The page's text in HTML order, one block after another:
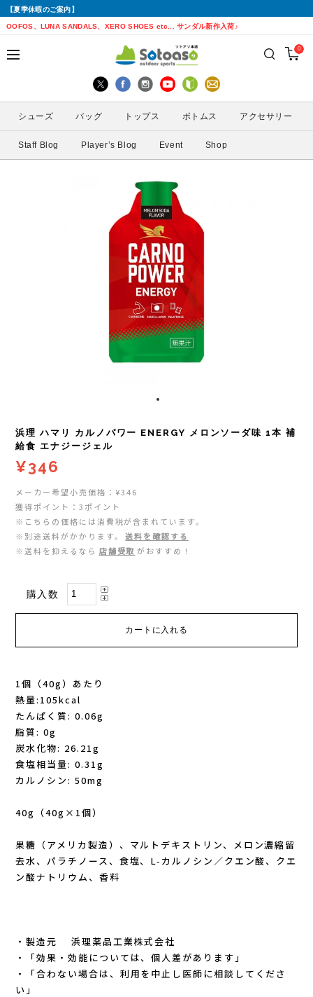
【夏季休暇のご案内】
OOFOS、LUNA SANDALS、XERO SHOES etc... サンダル新作入荷♪
戻る
シューズから探す
トレイルランニングシューズ
ランニングシューズ
戻る
トップスから探す
シェル・レインウェア
シャツ
戻る
ボトムスから探す
ショートパンツ
ロングパンツ
戻る
バッグから探す
トレランザック
バックパック
戻る
アクセサリーから探す
キャップ・ハット
ソックス
ストックポール
戻る
ブランドから探す
ACTIVE YOHKAN(アクティブようかん)
ATHLETUNE(アスリチューン)
HoneyAction(ハニーアクション)
PUREPALA(ピュアパラ)
SAMURAI GEL(サムライジェル)
Shonai Special(ショウナイスペシャル)
VESPA(ベスパ)
ジャパンエナジーフード
オレは摂取す
ナガノトマト
セット
戻る
ブランドから探す
Amazfit(アマズフィット)
BAUERFEIND(バウアーファインド)
CHAORAS(チャオラス)
Columbia・Montrail(コロンビア・モント
DYNAFIT(ディナフィット)
FEELCAP(フィールキャップ)
Feetures (フィーチャーズ)
goodr(グダー)
handson grip (ハンズオングリップ)
HOKA(ホカ)
INSTINCT(インスティンクト)
Lithe Apparel（ライテ アパレル）
LUNA SANDALS(ルナサンダル)
戻る
性別から探す
レディース
0
シューズ バッグ トップス ボトムス アクセサリー
Staff Blog Player’s Blog Event Shop
浜理 ハマリ カルノパワー ENERGY メロンソーダ味 1本 補
給食 エナジージェル
¥346
メーカー希望小売価格：¥346
獲得ポイント：3ポイント
※こちらの価格には消費税が含まれています。
※別途送料がかかります。
送料を確認する
※送料を抑えるなら 店舗受取 がおすすめ！
購入数
1個（40g）あたり
熱量:105kcal
たんぱく質: 0.06g
脂質: 0g
炭水化物: 26.21g
食塩相当量: 0.31g
カルノシン: 50mg
40g（40g×1個）
果糖（アメリカ製造）、マルトデキストリン、メロン濃縮留
去水、パラチノース、食塩、L-カルノシン／クエン酸、クエ
ン酸ナトリウム、香料
・製造元 浜理薬品工業株式会社
・「効果・効能については、個人差があります」
・「合わない場合は、利用を中止し医師に相談してくださ
い」